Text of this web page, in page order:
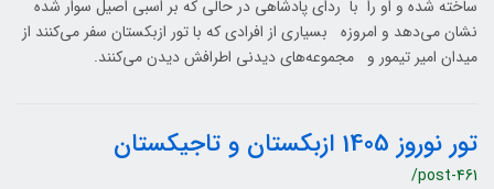
ساخته شده و او را با ردای پادشاهی در حالی که بر اسبی اصیل سوار شده
نشان می‌دهد و امروزه بسیاری از افرادی که با تور ازبکستان سفر می‌کنند از
میدان امیر تیمور و مجموعه‌های دیدنی اطرافش دیدن می‌کنند.
تور نوروز 1405 ازبکستان و تاجیکستان
/post-461